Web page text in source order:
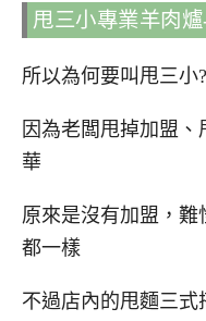
甩三小專業羊肉
所以為何要叫甩三小?
因為老闆甩掉加盟
華
原來是沒有加盟，
都一樣
不過店內的甩麵三